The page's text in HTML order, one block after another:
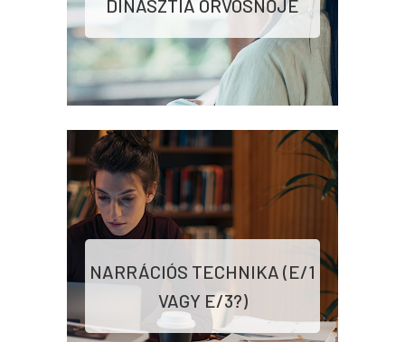
DINASZTIA ORVOSNŐJE
NARRÁCIÓS TECHNIKA (E/1
VAGY E/3?)